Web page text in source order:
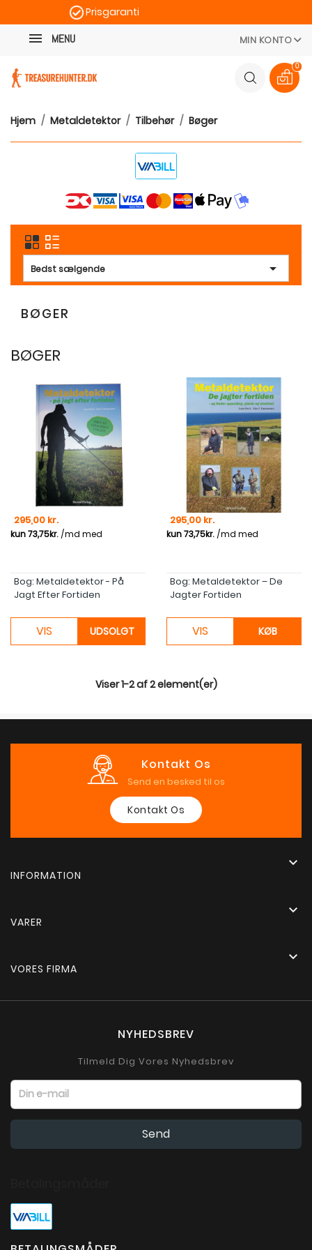
Prisgaranti
MENU MIN KONTO
0
Hjem Metaldetektor Tilbehør Bøger
Bedst sælgende 
BØGER
BØGER
Pris
295,00 kr.
Bog: Metaldetektor - På
Jagt Efter Fortiden
VIS UDSOLGT
Pris
295,00 kr.
Bog: Metaldetektor – De
Jagter Fortiden
VIS KØB
Viser 1-2 af 2 element(er)
Kontakt Os
Send en besked til os
Kontakt Os
INFORMATION

VARER

VORES FIRMA

NYHEDSBREV
Tilmeld Dig Vores Nyhedsbrev